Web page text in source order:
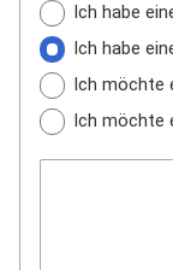
Ich habe
Ich habe
Ich möchte
Ich möchte